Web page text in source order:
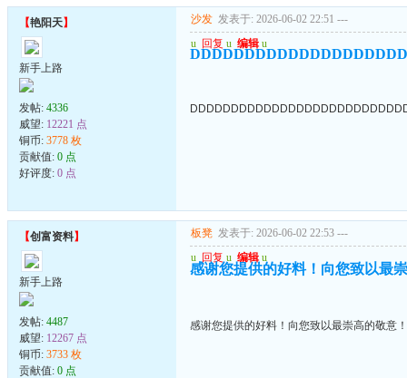
【艳阳天】
新手上路
发帖: 4336
威望: 12221 点
铜币: 3778 枚
贡献值: 0 点
好评度: 0 点
沙发 发表于: 2026-06-02 22:51 ---
u 回复 u 编辑 u
【创富资料】
新手上路
发帖: 4487
威望: 12267 点
铜币: 3733 枚
贡献值: 0 点
板凳 发表于: 2026-06-02 22:53 ---
u 回复 u 编辑 u
感谢您提供的好料！向您致以最
感谢您提供的好料！向您致以最崇高的敬意